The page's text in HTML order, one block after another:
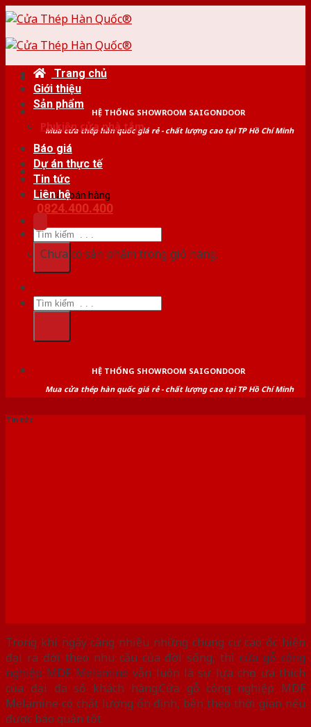
Skip
content
HỆ THỐNG SHOWROOM SAIGONDOOR
Mua cửa thép hàn quốc giá rẻ - chất lượng cao tại TP Hồ Chí Minh
Tư vấn bán hàng
0824.400.400
Tìm
kiếm:
Trang chủ
Giới thiệu
Sản phẩm
Phụ kiện cửa nhà tắm
Báo giá
Dự án thực tế
Tin tức
Liên hệ
Chưa có sản phẩm trong giỏ hàng.
Tìm
kiếm:
HỆ THỐNG SHOWROOM SAIGONDOOR
Mua cửa thép hàn quốc giá rẻ - chất lượng cao tại TP Hồ Chí Minh
Tin tức
Trong khi ngày càng nhiều những chung cư cao ốc hiện
đại ra đời theo nhu cầu của đời sống, thìcửa gỗ công
nghiệp MDF Melamine vẫn luôn là sự lựa chọn ưa thích
của đại đa số khách hàng.Cửa gỗ công nghiệp MDF
Melamine có chất lượng ổn định, bên theo thời gian nếu
được bảo quản tốt.